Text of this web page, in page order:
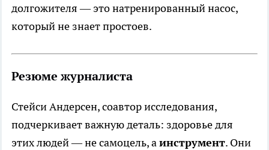
долгожителя — это натренированный насос,
который не знает простоев.
Резюме журналиста
Стейси Андерсен, соавтор исследования,
подчеркивает важную деталь: здоровье для
этих людей — не самоцель, аинструмент. Они